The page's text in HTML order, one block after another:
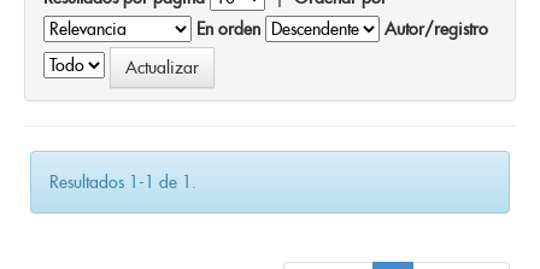
En orden
Autor/registro
Resultados 1-1 de 1.